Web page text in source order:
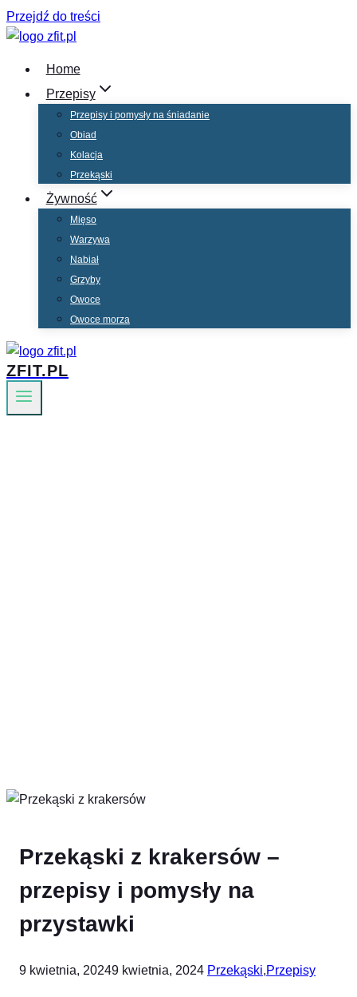
Przejdź do treści
Home
Przepisy
Przepisy i pomysły na śniadanie
Obiad
Kolacja
Przekąski
Żywność
Mięso
Warzywa
Nabiał
Grzyby
Owoce
Owoce morza
ZFIT.PL
Przekąski z krakersów –
przepisy i pomysły na
przystawki
9 kwietnia, 20249 kwietnia, 2024 Przekąski,Przepisy